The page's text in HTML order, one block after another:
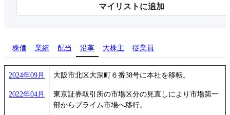
マイリストに追加
株価 業績 配当 沿革 大株主 従業員
2024年09月 大阪市北区大深町６番38号に本社を移転。
2022年04月
東京証券取引所の市場区分の見直しにより市場第一
部からプライム市場へ移行。